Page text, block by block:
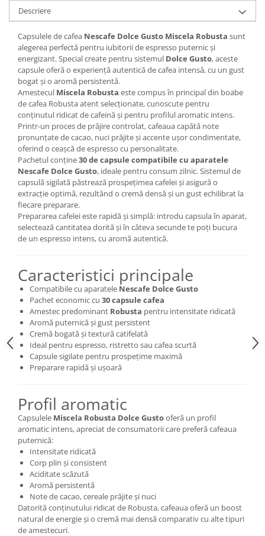
Descriere
Capsulele de cafea Nescafe Dolce Gusto Miscela Robusta sunt
alegerea perfectă pentru iubitorii de espresso puternic și
energizant. Special create pentru sistemul Dolce Gusto, aceste
capsule oferă o experiență autentică de cafea intensă, cu un gust
bogat și o aromă persistentă.
Amestecul Miscela Robusta este compus în principal din boabe
de cafea Robusta atent selecționate, cunoscute pentru
conținutul ridicat de cafeină și pentru profilul aromatic intens.
Printr-un proces de prăjire controlat, cafeaua capătă note
pronunțate de cacao, nuci prăjite și accente ușor condimentate,
oferind o ceașcă de espresso cu personalitate.
Pachetul conține30 de capsule compatibile cu aparatele
Nescafe Dolce Gusto, ideale pentru consum zilnic. Sistemul de
capsulă sigilată păstrează prospețimea cafelei și asigură o
extracție optimă, rezultând o cremă densă și un gust echilibrat la
fiecare preparare.
Prepararea cafelei este rapidă și simplă: introdu capsula în aparat,
selectează cantitatea dorită și în câteva secunde te poți bucura
de un espresso intens, cu aromă autentică.
Caracteristici principale
Compatibile cu aparatele Nescafe Dolce Gusto
Pachet economic cu 30 capsule cafea
Amestec predominant Robusta pentru intensitate ridicată
Aromă puternică și gust persistent
Cremă bogată și textură catifelată
Ideal pentru espresso, ristretto sau cafea scurtă
Capsule sigilate pentru prospețime maximă
Preparare rapidă și ușoară
Profil aromatic
Capsulele Miscela Robusta Dolce Gustooferă un profil
aromatic intens, apreciat de consumatorii care preferă cafeaua
puternică:
Intensitate ridicată
Corp plin și consistent
Aciditate scăzută
Aromă persistentă
Note de cacao, cereale prăjite și nuci
Datorită conținutului ridicat de Robusta, cafeaua oferă un boost
natural de energie și o cremă mai densă comparativ cu alte tipuri
de amestecuri.